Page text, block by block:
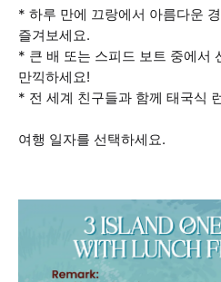
* 하루 만에 끄랑에서 아름다운
즐겨보세요.
* 큰 배 또는 스피드 보트 중에서
만끽하세요!
* 전 세계 친구들과 함께 태국식
여행 일자를 선택하세요.